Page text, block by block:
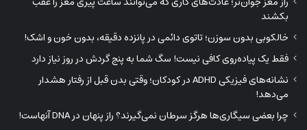
بکشند
خالکوبی بدون سوزن؛ تاتوی دائمی در پانزده دقیقه، بدون خون و اشک!
فقط یک پیاده‌روی کافی نیست! سگ شما به پنج گردش در روز نیاز دارد
نشانه‌های فیزیکی ADHD در کودکان؛ وقتی بدن قبل از رفتار هشدار
می‌دهد!
چرا بعضی سیگاری‌ها هرگز سرطان نمی‌گیرند؟ راز پنهان در DNA آنهاست!